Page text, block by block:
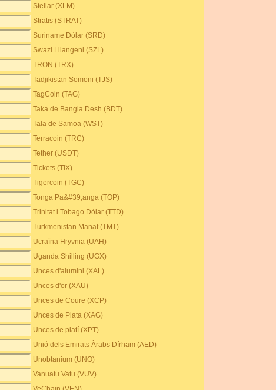
Stellar (XLM)
Stratis (STRAT)
Suriname Dòlar (SRD)
Swazi Lilangeni (SZL)
TRON (TRX)
Tadjikistan Somoni (TJS)
TagCoin (TAG)
Taka de Bangla Desh (BDT)
Tala de Samoa (WST)
Terracoin (TRC)
Tether (USDT)
Tickets (TIX)
Tigercoin (TGC)
Tonga Pa&#39;anga (TOP)
Trinitat i Tobago Dòlar (TTD)
Turkmenistan Manat (TMT)
Ucraïna Hryvnia (UAH)
Uganda Shilling (UGX)
Unces d'alumini (XAL)
Unces d'or (XAU)
Unces de Coure (XCP)
Unces de Plata (XAG)
Unces de platí (XPT)
Unió dels Emirats Àrabs Dírham (AED)
Unobtanium (UNO)
Vanuatu Vatu (VUV)